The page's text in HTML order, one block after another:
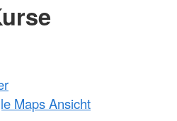
Maps Ansicht